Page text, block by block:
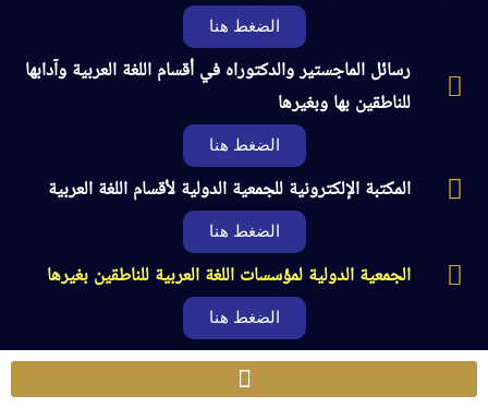
الضغط هنا
رسائل الماجستير والدكتوراه في أقسام اللغة العربية وآدابها
للناطقين بها وبغيرها
الضغط هنا
المكتبة الإلكترونية للجمعية الدولية لأقسام اللغة العربية
الضغط هنا
الجمعية الدولية لمؤسسات اللغة العربية للناطقين بغيرها
الضغط هنا